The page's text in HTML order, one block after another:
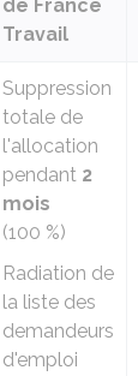
de France
Travail
Suppression
totale de
l'allocation
pendant 2
mois
(100 %)
Radiation de
la liste des
demandeurs
d'emploi